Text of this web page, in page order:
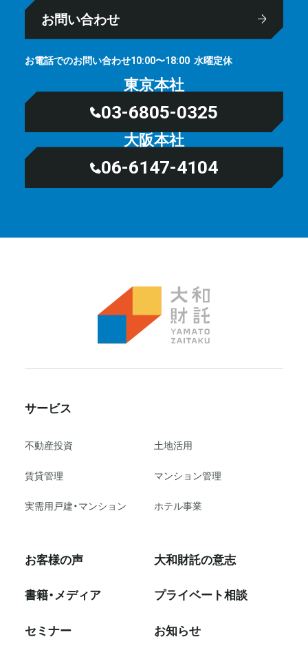
お問い合わせ
お電話でのお問い合わせ10:00〜18:00 ⽔曜定休
東京本社
03-6805-0325
大阪本社
06-6147-4104
サービス
不動産投資
⼟地活⽤
賃貸管理
マンション管理
実需用戸建・マンション
ホテル事業
お客様の声
書籍・メディア
セミナー
大和財託の意志
プライベート相談
お知らせ